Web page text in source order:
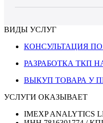
ВИДЫ УСЛУГ
КОНСУЛЬТАЦИЯ
РАЗРАБОТКА ТКП
ВЫКУП ТОВАРА У
УСЛУГИ ОКАЗЫВАЕТ
IMEXP ANALYTICS